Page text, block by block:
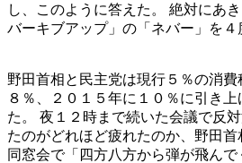
し、このように答えた。 絶対にあ
バーキブアップ」の「ネバー」を４
野田首相と民主党は現行５％の消
８％、２０１５年に１０％に引き
た。 夜１２時まで続いた会議で反
たのがどれほど疲れたのか、野田
同窓会で「四方八方から弾が飛ん